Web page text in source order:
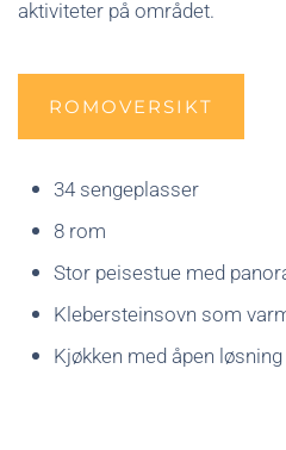
aktiviteter på området.
ROMOVERSIKT
34 sengeplasser
8 rom
Stor peisestue med
Klebersteinsovn som
Kjøkken med åpen